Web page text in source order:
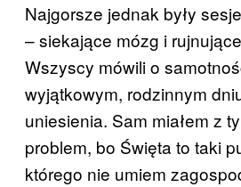
Najgorsze jednak były
– siekające mózg i
Wszyscy mówili o
wyjątkowym, rodzinnym
uniesienia. Sam miałem z
problem, bo Święta to taki
którego nie umiem